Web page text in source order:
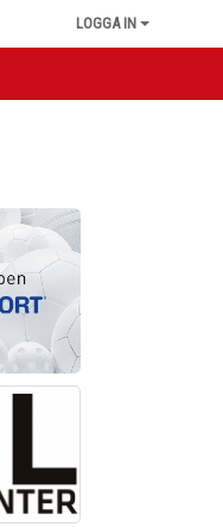
LOGGA IN